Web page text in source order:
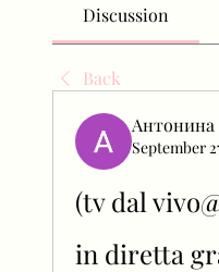
Discussion
Back
Антонина
September
(tv dal
in diretta